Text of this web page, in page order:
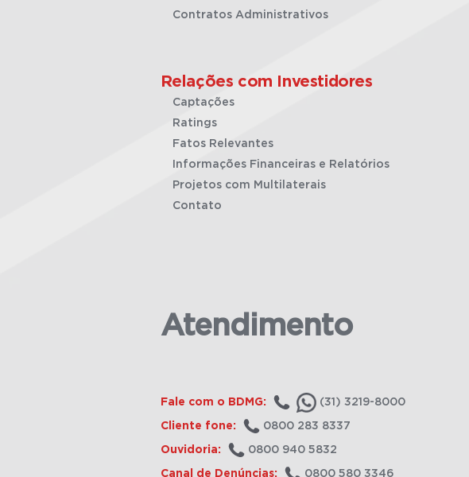
Contratos Administrativos
Relações com Investidores
Captações
Ratings
Fatos Relevantes
Informações Financeiras e Relatórios
Projetos com Multilaterais
Contato
Atendimento
Fale com o BDMG: (31) 3219-8000
Cliente fone: 0800 283 8337
Ouvidoria: 0800 940 5832
Canal de Denúncias: 0800 580 3346